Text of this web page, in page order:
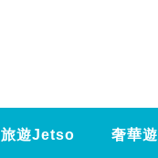
旅遊Jetso 奢華遊